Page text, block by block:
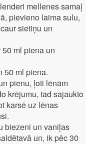
mellenes samaļ
pievieno laima sulu,
sietiņu un
ml piena un
50 ml piena.
pienu, ļoti lēnām
krējumu, tad sajaukto
karsē uz lēnas
biezeni un vaniļas
un, ik pēc 30